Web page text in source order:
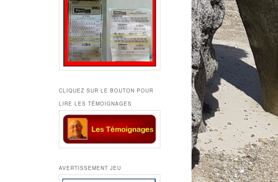
CLIQUEZ SUR LE BOUTON POUR
LIRE LES TÉMOIGNAGES
AVERTISSEMENT JEU